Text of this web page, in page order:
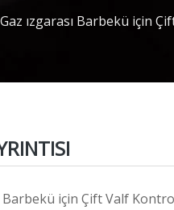
Gaz ızgarası Barbekü için
Barbekü için Çift Valf